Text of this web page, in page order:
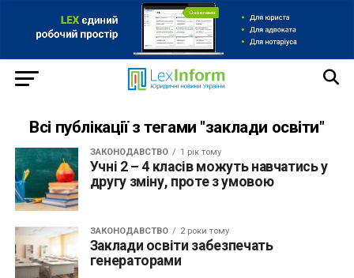
Всі публікації з тегами "заклади освіти"
ЗАКОНОДАВСТВО 1 рік тому
Учні 2 – 4 класів можуть навчатись у
другу зміну, проте з умовою
ЗАКОНОДАВСТВО 2 роки тому
Заклади освіти забезпечать
генераторами